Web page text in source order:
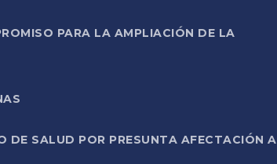
PARA LA AMPLIACIÓN DE LA
DE SALUD POR PRESUNTA AFECTACIÓN A